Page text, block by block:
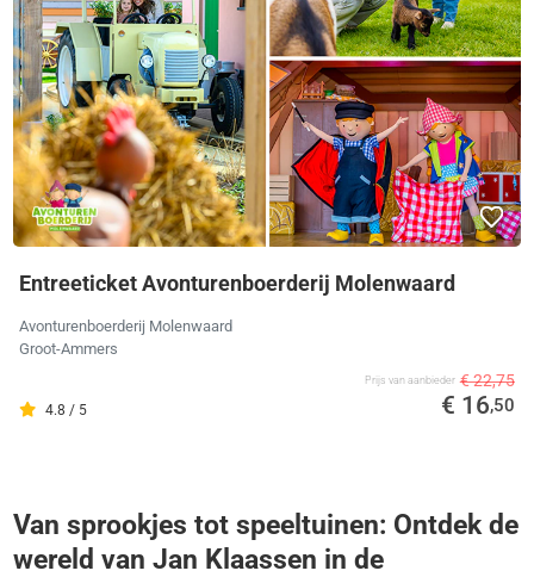
Entreeticket Avonturenboerderij Molenwaard
Avonturenboerderij Molenwaard
Groot-Ammers
4.8 / 5
Prijs van aanbieder € 22,75
€ 16,50
Van sprookjes tot speeltuinen: Ontdek de
wereld van Jan Klaassen in de